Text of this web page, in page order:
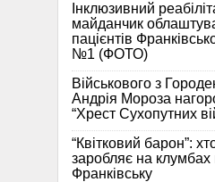
Інклюзивний
майданчик
пацієнтів
№1 (ФОТО)
Військового з
Андрія Мороза
“Хрест Сухопутних
“Квітковий барон”:
заробляє на клумбах
Франківську